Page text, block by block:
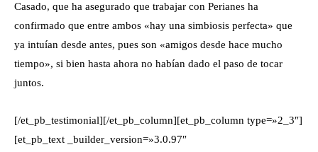
Casado, que ha asegurado que trabajar con Perianes ha
confirmado que entre ambos «hay una simbiosis perfecta» que
ya intuían desde antes, pues son «amigos desde hace mucho
tiempo», si bien hasta ahora no habían dado el paso de tocar
juntos.
[/et_pb_testimonial][/et_pb_column][et_pb_column type=»2_3″]
[et_pb_text _builder_version=»3.0.97″